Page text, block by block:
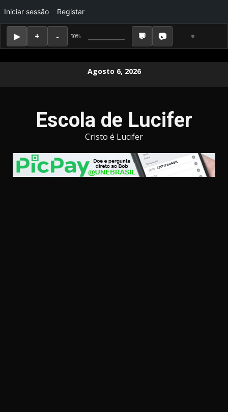
50%
Iniciar sessão Registar
Agosto 6, 2026
Escola de Lucifer
Cristo é Lucifer